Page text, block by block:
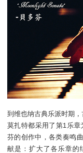
到维也纳古典乐派时期
莫扎特都采用了第1乐
芬的创作中，各类奏鸣
献是：扩大了各乐章的